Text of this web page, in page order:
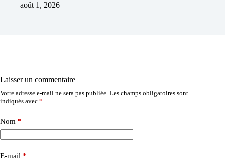
août 1, 2026
Laisser un commentaire
Votre adresse e-mail ne sera pas publiée. Les champs obligatoires sont
indiqués avec *
Nom *
E-mail *